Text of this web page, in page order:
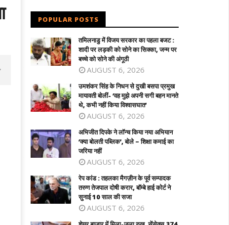
उमशंकर सिंह के निधन से दुखी बसपा प्रमुख
मायावती बोलीं- ‘वह मुझे अपनी सगी बहन मानते थे,
अभिजीत दिपके ने लॉन्च किया नया अभियान ‘क्या
बोलती पब्लिक’, बोले - शिक्षा कमाई का जरिया
June
POPULAR POSTS
तमिलनाडु में विजय सरकार का पहला बजट :
शादी पर लड़की को सोने का सिक्का, जन्म पर
बच्चे को सोने की अंगूठी
AUGUST 6, 2026
उमशंकर सिंह के निधन से दुखी बसपा प्रमुख
मायावती बोलीं- ‘वह मुझे अपनी सगी बहन मानते
थे, कभी नहीं किया विश्वासघात’
AUGUST 6, 2026
अभिजीत दिपके ने लॉन्च किया नया अभियान
‘क्या बोलती पब्लिक’, बोले – शिक्षा कमाई का
जरिया नहीं
AUGUST 6, 2026
रेप कांड : तहलका मैगज़ीन के पूर्व सम्पादक
तरुण तेजपाल दोषी करार, बॉम्बे हाई कोर्ट ने
सुनाई 10 साल की सजा
AUGUST 6, 2026